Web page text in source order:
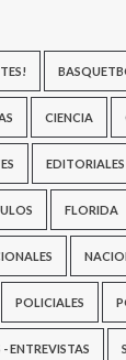
CIENCIA
EDITORIALES
FLORIDA
POLICIALES
ENTREVISTAS